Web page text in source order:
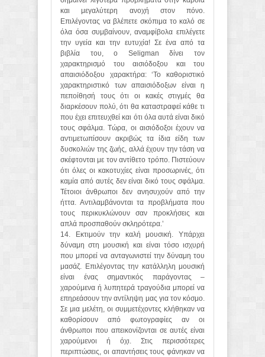
και μεγαλύτερη ανοχή στον πόνο.
Επιλέγοντας να βλέπετε σκόπιμα το καλό σε
όλα όσα συμβαίνουν, αναμφίβολα επιλέγετε
την υγεία και την ευτυχία! Σε ένα από τα
βιβλία του, ο Seligman δίνει τον
χαρακτηρισμό του αισιόδοξου και του
απαισιόδοξου χαρακτήρα: ‘Το καθοριστικό
χαρακτηριστικό των απαισιόδοξων είναι η
πεποίθησή τους ότι οι κακές στιγμές θα
διαρκέσουν πολύ, ότι θα καταστραφεί κάθε τι
που έχει επιτευχθεί και ότι όλα αυτά είναι δικό
τους σφάλμα. Τώρα, οι αισιόδοξοι έχουν να
αντιμετωπίσουν ακριβώς τα ίδια είδη των
δυσκολιών της ζωής, αλλά έχουν την τάση να
σκέφτονται με τον αντίθετο τρόπο. Πιστεύουν
ότι όλες οι κακοτυχίες είναι προσωρινές, ότι
καμία από αυτές δεν είναι δικό τους σφάλμα.
Τέτοιοι άνθρωποι δεν ανησυχούν από την
ήττα. Αντιλαμβάνονται τα προβλήματα που
τους περικυκλώνουν σαν προκλήσεις και
απλά προσπαθούν σκληρότερα.’
14. Εκτιμούν την καλή μουσική. Υπάρχει
δύναμη στη μουσική και είναι τόσο ισχυρή
που μπορεί να ανταγωνιστεί την δύναμη του
μασάζ. Επιλέγοντας την κατάλληλη μουσική
είναι ένας σημαντικός παράγοντας –
χαρούμενα ή λυπητερά τραγούδια μπορεί να
επηρεάσουν την αντίληψη μας για τον κόσμο.
Σε μια μελέτη, οι συμμετέχοντες κλήθηκαν να
καθορίσουν από φωτογραφίες αν οι
άνθρωποι που απεικονίζονται σε αυτές είναι
χαρούμενοι ή όχι. Στις περισσότερες
περιπτώσεις, οι απαντήσεις τους φάνηκαν να